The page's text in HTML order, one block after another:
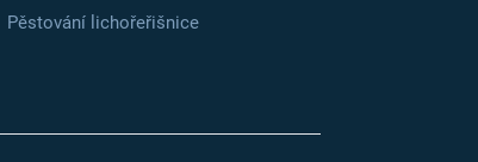
Pěstování lichořeřišnice